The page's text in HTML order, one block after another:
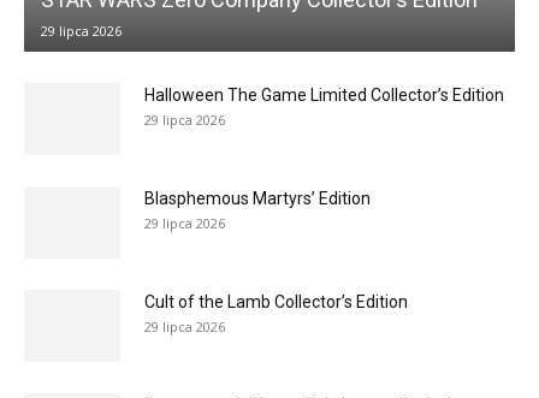
29 lipca 2026
Halloween The Game Limited Collector’s Edition
29 lipca 2026
Blasphemous Martyrs’ Edition
29 lipca 2026
Cult of the Lamb Collector’s Edition
29 lipca 2026